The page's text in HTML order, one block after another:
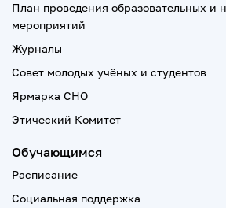
План проведения образовательных и
мероприятий
Журналы
Совет молодых учёных и студентов
Ярмарка СНО
Этический Комитет
Обучающимся
Расписание
Социальная поддержка